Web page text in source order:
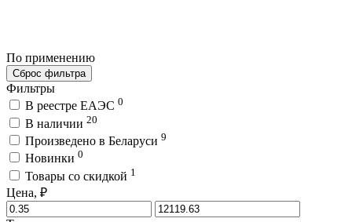
По применению
Сброс фильтра
Фильтры
В реестре ЕАЭС 0
В наличии 20
Произведено в Беларуси 9
Новинки 0
Товары со скидкой 1
Цена, ₽